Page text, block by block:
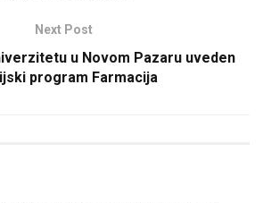
Next Post
u Novom Pazaru uveden
program Farmacija